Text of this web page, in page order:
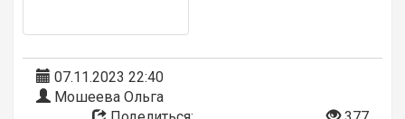
07.11.2023 22:40
Мошеева Ольга